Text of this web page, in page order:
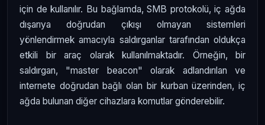
için de kullanılır. Bu bağlamda, SMB protokolü, iç ağda
dışarıya doğrudan çıkışı olmayan sistemleri
yönlendirmek amacıyla saldırganlar tarafından oldukça
etkili bir araç olarak kullanılmaktadır. Örneğin, bir
saldırgan, "master beacon" olarak adlandırılan ve
internete doğrudan bağlı olan bir kurban üzerinden, iç
ağda bulunan diğer cihazlara komutlar gönderebilir.